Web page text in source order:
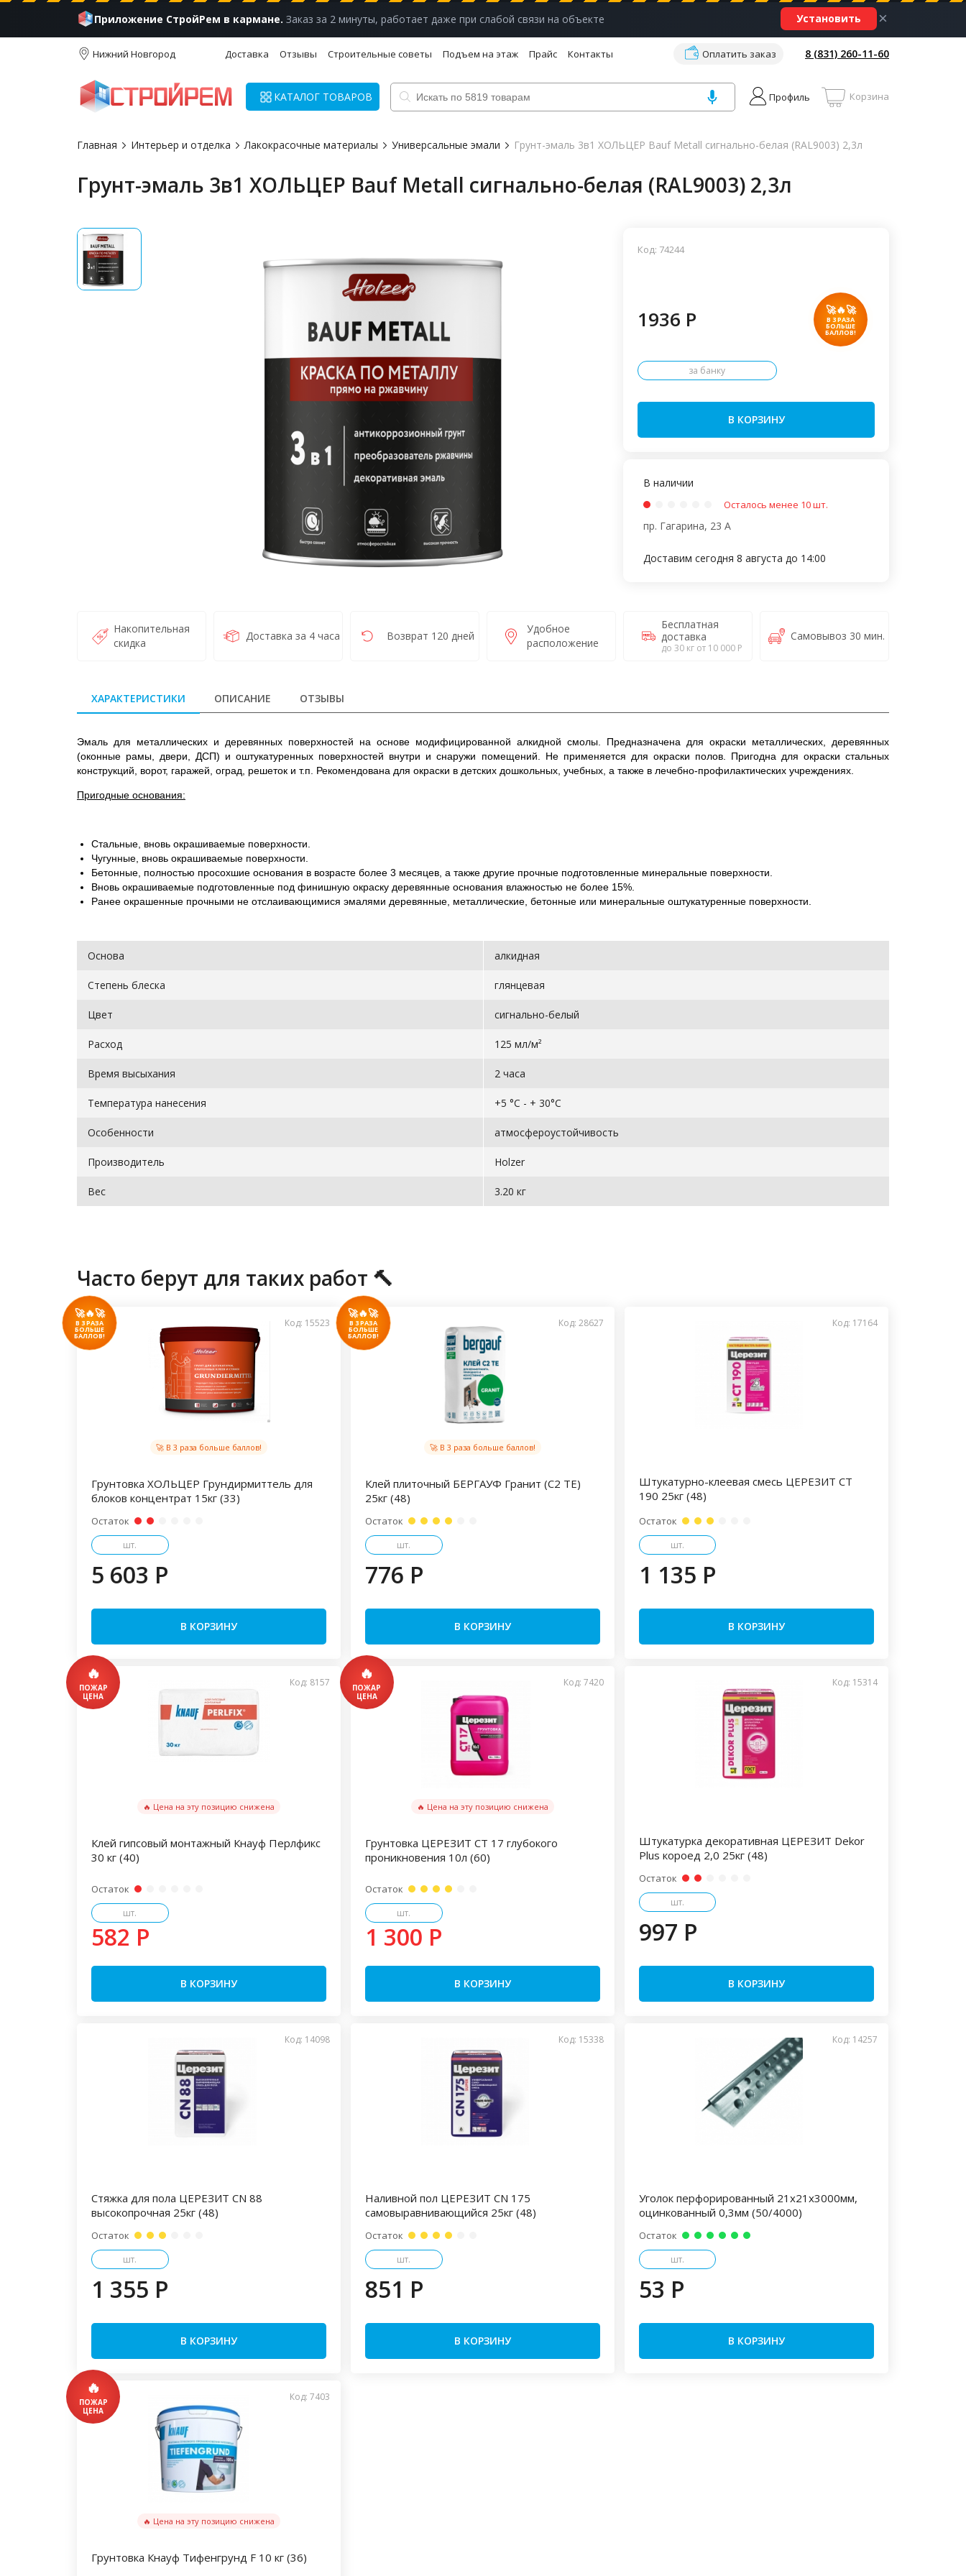
Приложение СтройРем в кармане. Заказ за 2 минуты, работает даже при слабой связи на объекте Установить ×
Нижний Новгород Доставка Отзывы Строительные советы Подъем на этаж Прайс Контакты Оплатить заказ 8 (831) 260-11-60
КАТАЛОГ ТОВАРОВ Профиль Корзина
Главная Интерьер и отделка Лакокрасочные материалы Универсальные эмали Грунт-эмаль 3в1 ХОЛЬЦЕР Bauf Metall сигнально-белая (RAL9003) 2,3л
Грунт-эмаль 3в1 ХОЛЬЦЕР Bauf Metall сигнально-белая (RAL9003) 2,3л
Код: 74244
1936 P 🚀🔥🚀
В 3 РАЗА
БОЛЬШЕ
БАЛЛОВ!
за банку
В КОРЗИНУ
В наличии
Осталось менее 10 шт.
пр. Гагарина, 23 А
Доставим сегодня 8 августа до 14:00
Накопительная
скидка
Доставка за 4 часа Возврат 120 дней
Удобное
расположение
Бесплатная
доставка
до 30 кг от 10 000 Р
Самовывоз 30 мин.
ХАРАКТЕРИСТИКИ ОПИСАНИЕ ОТЗЫВЫ
Эмаль для металлических и деревянных поверхностей на основе модифицированной алкидной смолы. Предназначена для окраски металлических, деревянных
(оконные рамы, двери, ДСП) и оштукатуренных поверхностей внутри и снаружи помещений. Не применяется для окраски полов. Пригодна для окраски стальных
конструкций, ворот, гаражей, оград, решеток и т.п. Рекомендована для окраски в детских дошкольных, учебных, а также в лечебно-профилактических учреждениях.
Пригодные основания:
Стальные, вновь окрашиваемые поверхности.
Чугунные, вновь окрашиваемые поверхности.
Бетонные, полностью просохшие основания в возрасте более 3 месяцев, а также другие прочные подготовленные минеральные поверхности.
Вновь окрашиваемые подготовленные под финишную окраску деревянные основания влажностью не более 15%.
Ранее окрашенные прочными не отслаивающимися эмалями деревянные, металлические, бетонные или минеральные оштукатуренные поверхности.
Основа алкидная
Степень блеска глянцевая
Цвет сигнально-белый
Расход 125 мл/м²
Время высыхания 2 часа
Температура нанесения +5 °С - + 30°С
Особенности атмосфероустойчивость
Производитель Holzer
Вес 3.20 кг
Часто берут для таких работ 🔨
🚀🔥🚀
В 3 РАЗА
БОЛЬШЕ
БАЛЛОВ!
Код: 15523
🚀 В 3 раза больше баллов!
Грунтовка ХОЛЬЦЕР Грундирмиттель для
блоков концентрат 15кг (33)
Остаток
шт.
5 603 P
В КОРЗИНУ
🚀🔥🚀
В 3 РАЗА
БОЛЬШЕ
БАЛЛОВ!
Код: 28627
🚀 В 3 раза больше баллов!
Клей плиточный БЕРГАУФ Гранит (С2 ТЕ)
25кг (48)
Остаток
шт.
776 P
В КОРЗИНУ
Код: 17164
Штукатурно-клеевая смесь ЦЕРЕЗИТ CT
190 25кг (48)
Остаток
шт.
1 135 P
В КОРЗИНУ
Код: 8157
🔥 Цена на эту позицию снижена
Клей гипсовый монтажный Кнауф Перлфикс
30 кг (40)
Остаток
шт.
582 P
В КОРЗИНУ
Код: 7420
🔥 Цена на эту позицию снижена
Грунтовка ЦЕРЕЗИТ СТ 17 глубокого
проникновения 10л (60)
Остаток
шт.
1 300 P
В КОРЗИНУ
Код: 15314
Штукатурка декоративная ЦЕРЕЗИТ Dekor
Plus короед 2,0 25кг (48)
Остаток
шт.
997 P
В КОРЗИНУ
Код: 14098
Стяжка для пола ЦЕРЕЗИТ CN 88
высокопрочная 25кг (48)
Остаток
шт.
1 355 P
В КОРЗИНУ
Код: 15338
Наливной пол ЦЕРЕЗИТ CN 175
самовыравнивающийся 25кг (48)
Остаток
шт.
851 P
В КОРЗИНУ
Код: 14257
Уголок перфорированный 21х21х3000мм,
оцинкованный 0,3мм (50/4000)
Остаток
шт.
53 P
В КОРЗИНУ
Код: 7403
🔥 Цена на эту позицию снижена
Грунтовка Кнауф Тифенгрунд F 10 кг (36)